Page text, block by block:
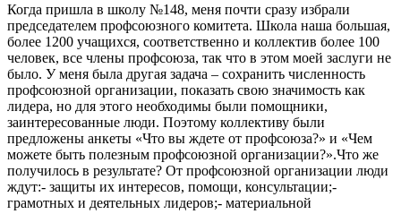
Когда пришла в школу №148, меня почти сразу избрали
председателем профсоюзного комитета. Школа наша большая,
более 1200 учащихся, соответственно и коллектив более 100
человек, все члены профсоюза, так что в этом моей заслуги не
было. У меня была другая задача – сохранить численность
профсоюзной организации, показать свою значимость как
лидера, но для этого необходимы были помощники,
заинтересованные люди. Поэтому коллективу были
предложены анкеты «Что вы ждете от профсоюза?» и «Чем
можете быть полезным профсоюзной организации?».Что же
получилось в результате? От профсоюзной организации люди
ждут:- защиты их интересов, помощи, консультации;-
грамотных и деятельных лидеров;- материальной